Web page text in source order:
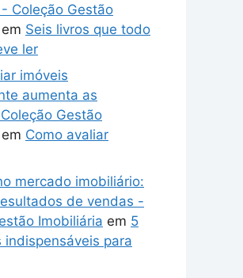
Coleção Gestão
em Seis livros que todo
ler
imóveis
aumenta as
Gestão
em Como avaliar
mercado imobiliário:
de vendas -
Imobiliária em 5
indispensáveis para